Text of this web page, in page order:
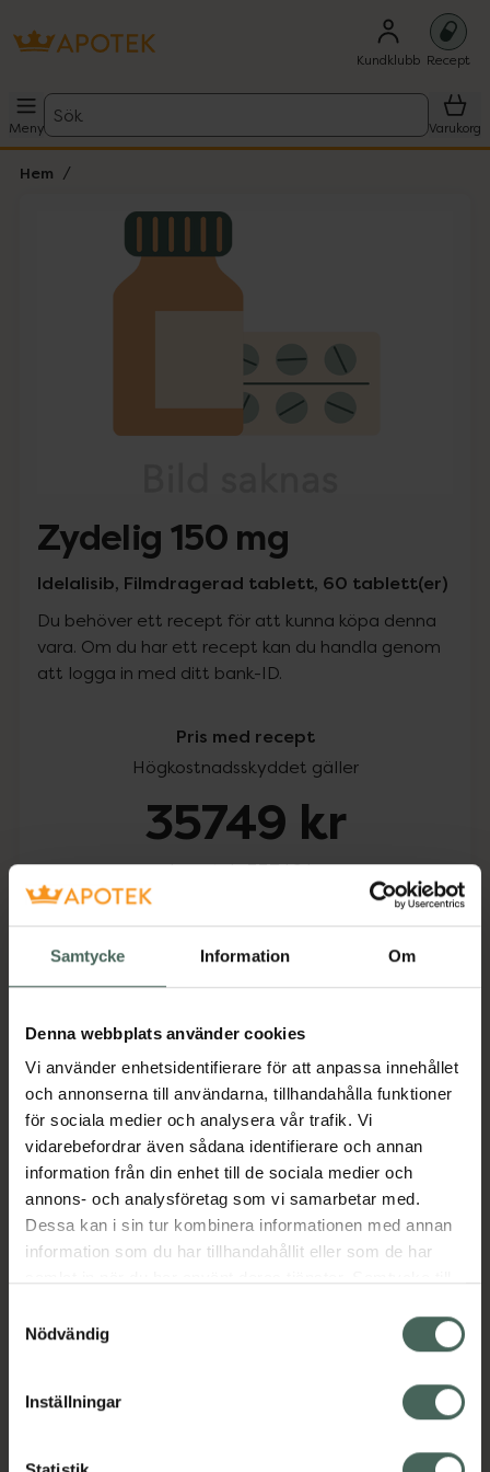
Samtycke Information Om
Denna webbplats använder cookies
Vi använder enhetsidentifierare för att anpassa innehållet
och annonserna till användarna, tillhandahålla funktioner
för sociala medier och analysera vår trafik. Vi
vidarebefordrar även sådana identifierare och annan
information från din enhet till de sociala medier och
annons- och analysföretag som vi samarbetar med.
Dessa kan i sin tur kombinera informationen med annan
information som du har tillhandahållit eller som de har
återkalla ditt samtycke via webbplatsens
cookieinställningar. Ett återkallat samtycke påverkar inte
lagligheten av behandling som skett innan återkallelsen.
Nödvändig
Inställningar
Kundklubb Recept
Meny
Sök
Varukorg
Hem
Lista: . Innehåller 1 objekt.
Zydelig 150 mg
Idelalisib, Filmdragerad tablett, 60 tablett(er)
Du behöver ett recept för att kunna köpa denna
vara. Om du har ett recept kan du handla genom
att logga in med ditt bank-ID.
Pris med recept
Högkostnadsskyddet gäller
35749 kr
I apotek:35749 kr
Köp via ditt recept
Beskrivning Dölj
Läs alltid bipacksedeln innan
användning.
EAN:
05391507144188